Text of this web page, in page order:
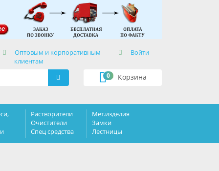
Оптовым и корпоративным
клиентам
Войти
Корзина
0
Растворители
Очистители
Спец средства
Мет.изделия
Замки
Лестницы